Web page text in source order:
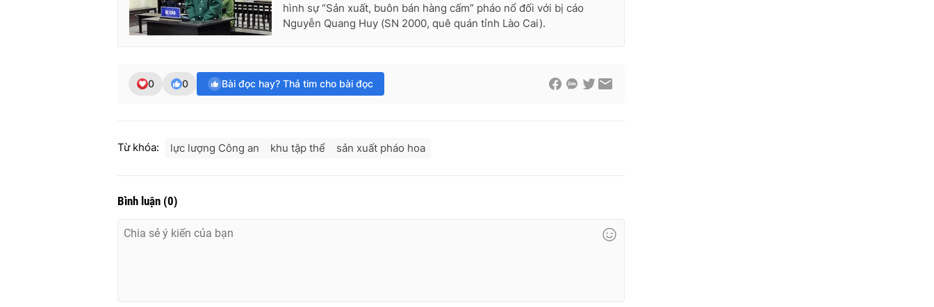
hình sự “Sản xuất, buôn bán hàng cấm” pháo nổ đối với bị cáo
Nguyễn Quang Huy (SN 2000, quê quán tỉnh Lào Cai).
0 0 Bài đọc hay? Thả tim cho bài đọc
Từ khóa: lực lượng Công an khu tập thể sản xuất pháo hoa
Bình luận (0)